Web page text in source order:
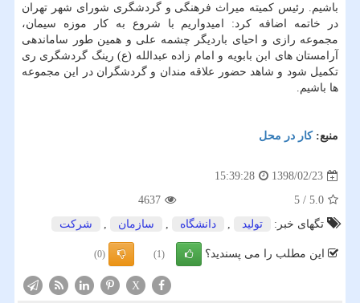
باشیم. رئیس كمیته میراث فرهنگی و گردشگری شورای شهر تهران
در خاتمه اضافه كرد: امیدواریم با شروع به كار موزه سیمان،
مجموعه رازی و احیای باردیگر چشمه علی و همین طور ساماندهی
آرامستان های ابن بابویه و امام زاده عبدالله (ع) رینگ گردشگری ری
تكمیل شود و شاهد حضور علاقه مندان و گردشگران در این مجموعه
ها باشیم.
منبع:كار در محل
1398/02/23
15:39:28
5.0
/
5
4637
تگهای خبر:
تولید , دانشگاه , سازمان , شركت
این مطلب را می پسندید؟ (1)
(0)
X